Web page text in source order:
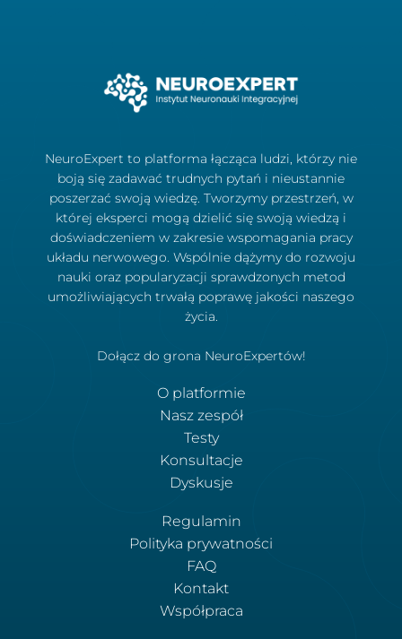
NeuroExpert to platforma łącząca ludzi, którzy nie
boją się zadawać trudnych pytań i nieustannie
poszerzać swoją wiedzę. Tworzymy przestrzeń, w
której eksperci mogą dzielić się swoją wiedzą i
doświadczeniem w zakresie wspomagania pracy
układu nerwowego. Wspólnie dążymy do rozwoju
nauki oraz popularyzacji sprawdzonych metod
umożliwiających trwałą poprawę jakości naszego
życia.
Dołącz do grona NeuroExpertów!
O platformie
Nasz zespół
Testy
Konsultacje
Dyskusje
Regulamin
Polityka prywatności
FAQ
Kontakt
Współpraca